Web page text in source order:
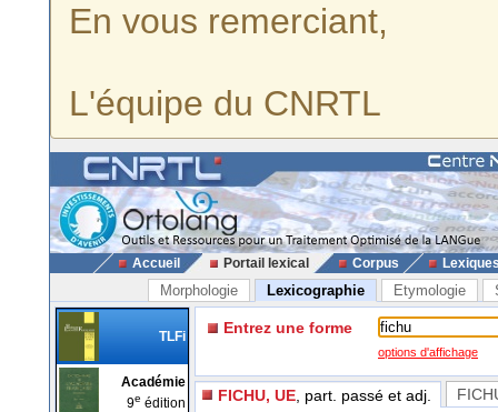
En vous remerciant,
L'équipe du CNRTL
Accueil Portail lexical Corpus
Morphologie Lexicographie Etymologie
TLFi
Académie
9e édition
Entrez une forme
options d'affichage
FICHU, UE , part. passé et adj.